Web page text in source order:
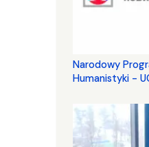
Narodowy
Humanistyki -